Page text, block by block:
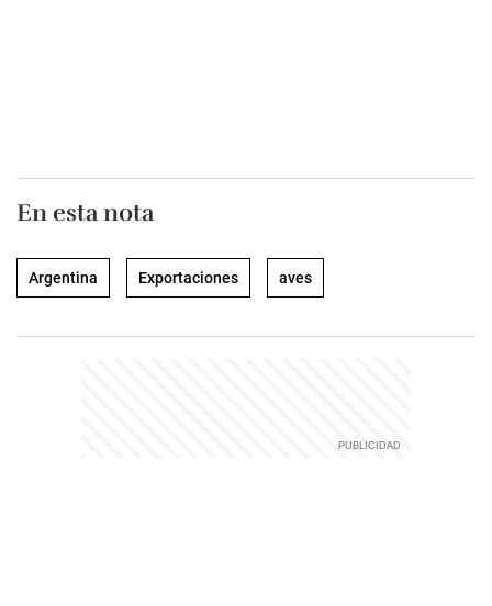
En esta nota
Argentina Exportaciones aves